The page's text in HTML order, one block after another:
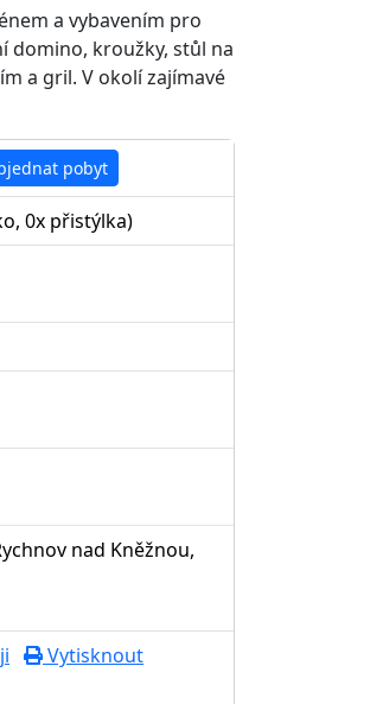
a vybavením pro
domino, kroužky, stůl na
a gril. V okolí zajímavé
pobyt
0x přistýlka)
nad Kněžnou,
Vytisknout